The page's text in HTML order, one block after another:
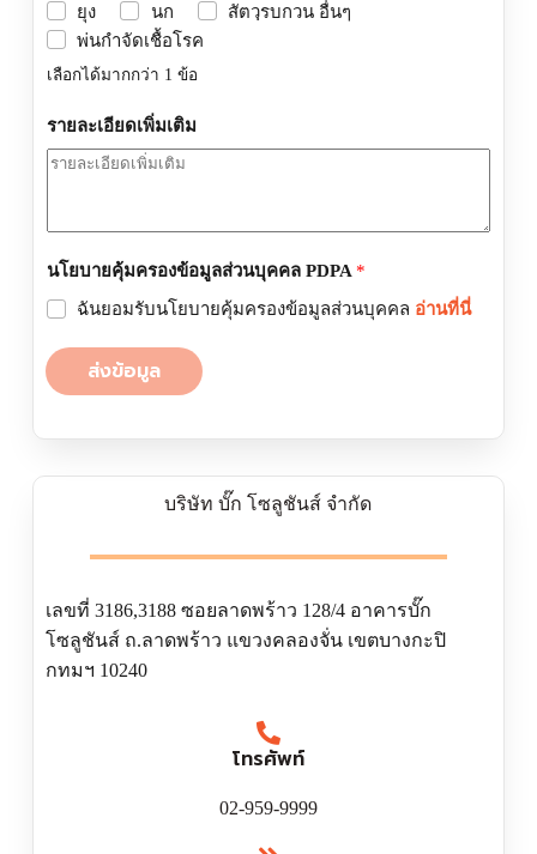
ยุง
นก
สัตวฺรบกวน อื่นๆ
พ่นกำจัดเชื้อโรค
เลือกได้มากกว่า 1 ข้อ
รายละเอียดเพิ่มเติม
นโยบายคุ้มครองข้อมูลส่วนบุคคล PDPA *
ฉันยอมรับนโยบายคุ้มครองข้อมูลส่วนบุคคล อ่านที่นี่
ส่งข้อมูล
บริษัท บั๊ก โซลูชันส์ จำกัด
เลขที่ 3186,3188 ซอยลาดพร้าว 128/4 อาคารบั๊ก
โซลูชันส์ ถ.ลาดพร้าว แขวงคลองจั่น เขตบางกะปิ
กทมฯ 10240
โทรศัพท์
02-959-9999